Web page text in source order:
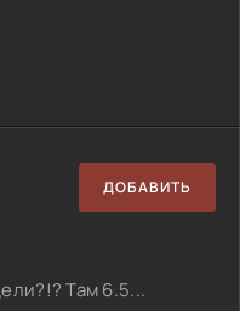
ДОБАВИТЬ
Там 6.5...